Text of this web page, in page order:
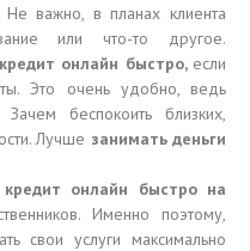
важно, в планах клиента
или что-то другое.
онлайн быстро, если
Это очень удобно, ведь
беспокоить близких,
Лучше занимать деньги
кредит онлайн быстро на
Именно поэтому,
свои услуги максимально